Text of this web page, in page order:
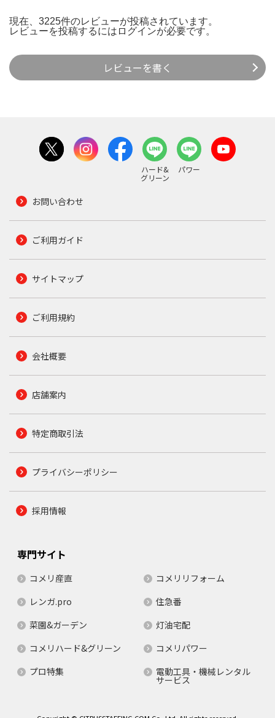
現在、3225件のレビューが投稿されています。
レビューを投稿するには ログインが必要です。
レビューを書く
ハード&
グリーン
パワー
お問い合わせ
ご利用ガイド
サイトマップ
ご利用規約
会社概要
店舗案内
特定商取引法
プライバシーポリシー
採用情報
専門サイト
コメリ産直
コメリリフォーム
レンガ.pro
住急番
菜園&ガーデン
灯油宅配
コメリハード&グリーン
コメリパワー
プロ特集
電動工具・機械レンタル
サービス